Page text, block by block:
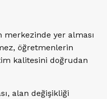
merkezinde yer alması
öğretmenlerin
kalitesini doğrudan
alan değişikliği